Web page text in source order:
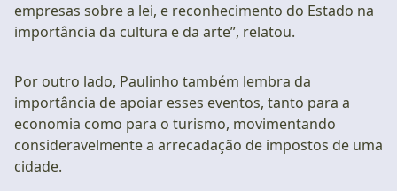
empresas sobre a lei, e reconhecimento do Estado na
importância da cultura e da arte”, relatou.
Por outro lado, Paulinho também lembra da
importância de apoiar esses eventos, tanto para a
economia como para o turismo, movimentando
consideravelmente a arrecadação de impostos de uma
cidade.